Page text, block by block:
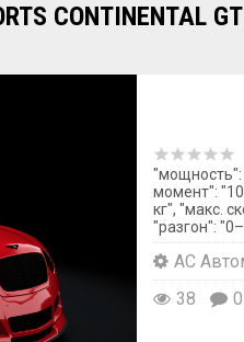
CONTINENTAL
"мощность":
момент":
кг", "макс.
"разгон":
AC
38
0